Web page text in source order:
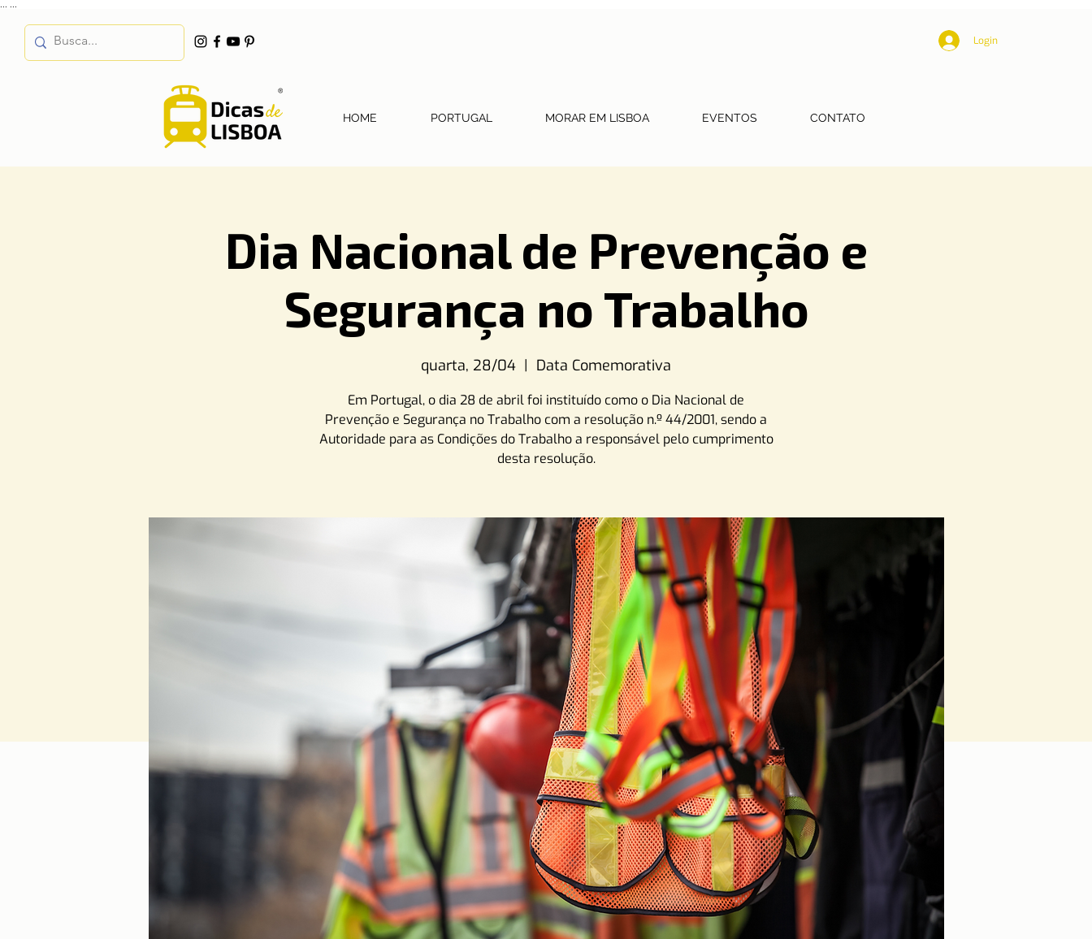
Login
HOME PORTUGAL MORAR EM LISBOA EVENTOS CONTATO
Dia Nacional de Prevenção e
Segurança no Trabalho
quarta, 28/04
  |
Data Comemorativa
Em Portugal, o dia 28 de abril foi instituído como o Dia Nacional de
Prevenção e Segurança no Trabalho com a resolução n.º 44/2001, sendo a
Autoridade para as Condições do Trabalho a responsável pelo cumprimento
desta resolução.